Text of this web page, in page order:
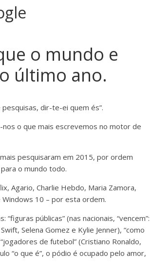
o mundo e
último ano.
dir-te-ei quem és”.
o que mais escrevemos no motor de
pesquisaram em 2015, por ordem
o mundo todo.
Agario, Charlie Hebdo, Maria Zamora,
Windows 10 – por esta ordem.
públicas” (nas nacionais, “vencem”:
Selena Gomez e Kylie Jenner), “como
de futebol” (Cristiano Ronaldo,
“o que é”, o pódio é ocupado pelo amor,